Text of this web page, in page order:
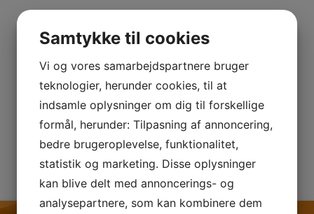
Samtykke til cookies
Vi og vores samarbejdspartnere bruger
teknologier, herunder cookies, til at
indsamle oplysninger om dig til forskellige
formål, herunder: Tilpasning af annoncering,
bedre brugeroplevelse, funktionalitet,
statistik og marketing. Disse oplysninger
kan blive delt med annoncerings- og
analysepartnere, som kan kombinere dem